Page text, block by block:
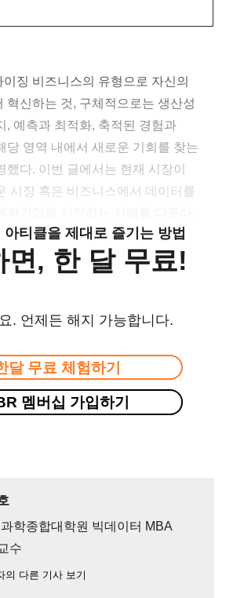
징 비즈니스의 유형으로 자신의
혁신하는 것, 구체적으로는 생산성
, 예측과 최적화, 축적된 경험과
당 영역 내에서 새로운 기회를 찾는
했다. 이번 글에서는 현재 시장이
시장 혹은 비즈니스에서 데이터를
아티클을 제대로 즐기는 방법
면, 한 달 무료!
. 언제든 해지 가능합니다.
달 무료 체험하기
멤버십 가입하기
학종합대학원 빅데이터 MBA
수
의 다른 기사 보기